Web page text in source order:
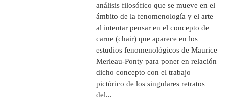
análisis filosófico que se mueve en el
ámbito de la fenomenología y el arte
al intentar pensar en el concepto de
carne (chair) que aparece en los
estudios fenomenológicos de Maurice
Merleau-Ponty para poner en relación
dicho concepto con el trabajo
pictórico de los singulares retratos
del...